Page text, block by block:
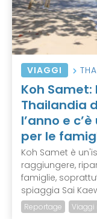
VIAGGI
Koh Samet:
Thailandia
l’anno e
per le
Koh Samet è
raggiungere,
famiglie,
spiaggia Sai
Reportage Viaggi